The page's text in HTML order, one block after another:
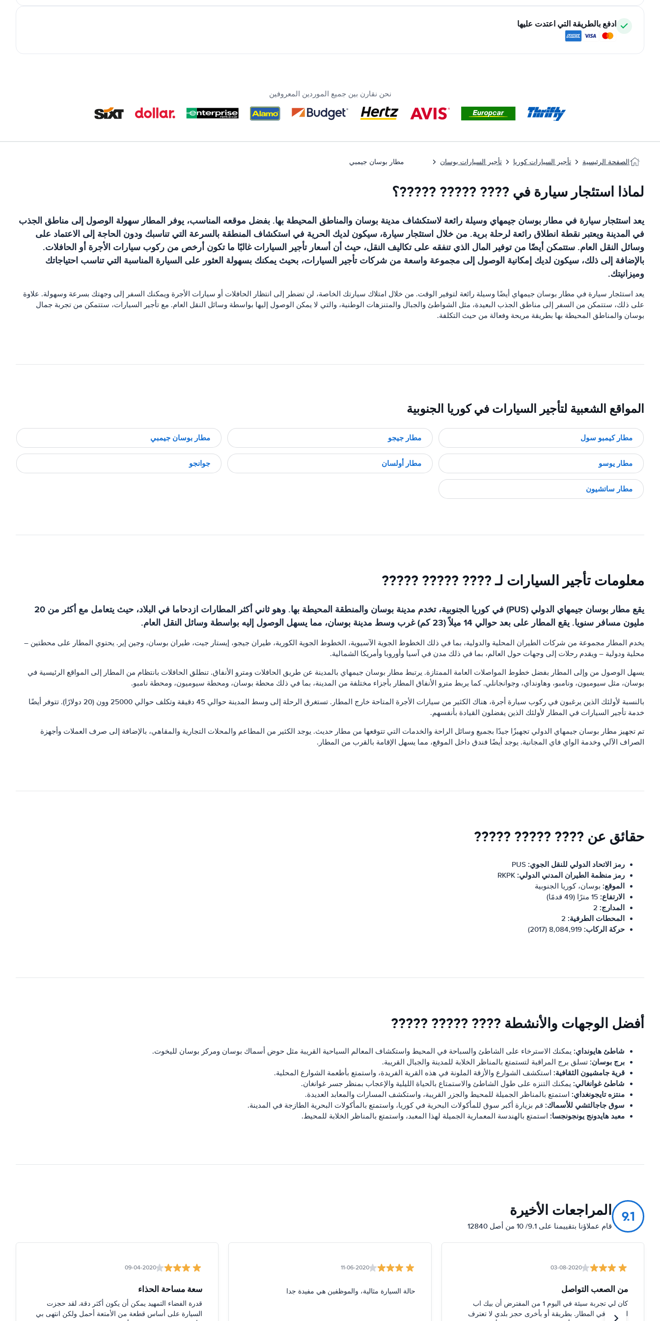
ادفع بالطريقة التي اعتدت عليها
نحن نقارن بين جميع الموردين المعروفين
الصفحة الرئيسية تأجير السيارات كوريا تأجير السيارات بوسان مطار بوسان جيمبي
لماذا استئجار سيارة في ???? ????? ?????؟
يعد استئجار سيارة في مطار بوسان جيمهاي وسيلة رائعة لاستكشاف مدينة بوسان والمناطق المحيطة بها. بفضل موقعه المناسب، يوفر المطار سهولة الوصول إلى مناطق الجذب
في المدينة ويعتبر نقطة انطلاق رائعة لرحلة برية. من خلال استئجار سيارة، سيكون لديك الحرية في استكشاف المنطقة بالسرعة التي تناسبك ودون الحاجة إلى الاعتماد على
وسائل النقل العام. ستتمكن أيضًا من توفير المال الذي تنفقه على تكاليف النقل، حيث أن أسعار تأجير السيارات غالبًا ما تكون أرخص من ركوب سيارات الأجرة أو الحافلات.
بالإضافة إلى ذلك، سيكون لديك إمكانية الوصول إلى مجموعة واسعة من شركات تأجير السيارات، بحيث يمكنك بسهولة العثور على السيارة المناسبة التي تناسب احتياجاتك
وميزانيتك.
يعد استئجار سيارة في مطار بوسان جيمهاي أيضًا وسيلة رائعة لتوفير الوقت. من خلال امتلاك سيارتك الخاصة، لن تضطر إلى انتظار الحافلات أو سيارات الأجرة ويمكنك السفر إلى وجهتك بسرعة وسهولة. علاوة
على ذلك، ستتمكن من السفر إلى مناطق الجذب البعيدة، مثل الشواطئ والجبال والمتنزهات الوطنية، والتي لا يمكن الوصول إليها بواسطة وسائل النقل العام. مع تأجير السيارات، ستتمكن من تجربة جمال
بوسان والمناطق المحيطة بها بطريقة مريحة وفعالة من حيث التكلفة.
المواقع الشعبية لتأجير السيارات في كوريا الجنوبية
مطار كيمبو سول مطار جيجو مطار بوسان جيمبي
مطار يوسو مطار أولسان جوانجو
مطار ساتشيون
معلومات تأجير السيارات لـ ???? ????? ?????
يقع مطار بوسان جيمهاي الدولي (PUS) في كوريا الجنوبية، تخدم مدينة بوسان والمنطقة المحيطة بها. وهو ثاني أكثر المطارات ازدحاما في البلاد، حيث يتعامل مع أكثر من 20
مليون مسافر سنويا. يقع المطار على بعد حوالي 14 ميلاً (23 كم) غرب وسط مدينة بوسان، مما يسهل الوصول إليه بواسطة وسائل النقل العام.
يخدم المطار مجموعة من شركات الطيران المحلية والدولية، بما في ذلك الخطوط الجوية الآسيوية، الخطوط الجوية الكورية، طيران جيجو، إيستار جيت، طيران بوسان، وجين إير. يحتوي المطار على محطتين –
محلية ودولية – ويقدم رحلات إلى وجهات حول العالم، بما في ذلك مدن في آسيا وأوروبا وأمريكا الشمالية.
يسهل الوصول من وإلى المطار بفضل خطوط المواصلات العامة الممتازة. يرتبط مطار بوسان جيمهاي بالمدينة عن طريق الحافلات ومترو الأنفاق. تنطلق الحافلات بانتظام من المطار إلى المواقع الرئيسية في
بوسان، مثل سيوميون، ونامبو، وهاونداي، وجوانجانلي. كما يربط مترو الأنفاق المطار بأجزاء مختلفة من المدينة، بما في ذلك محطة بوسان، ومحطة سيوميون، ومحطة نامبو.
بالنسبة لأولئك الذين يرغبون في ركوب سيارة أجرة، هناك الكثير من سيارات الأجرة المتاحة خارج المطار. تستغرق الرحلة إلى وسط المدينة حوالي 45 دقيقة وتكلف حوالي 25000 وون (20 دولارًا). تتوفر أيضًا
خدمة تأجير السيارات في المطار لأولئك الذين يفضلون القيادة بأنفسهم.
تم تجهيز مطار بوسان جيمهاي الدولي تجهيزًا جيدًا بجميع وسائل الراحة والخدمات التي تتوقعها من مطار حديث. يوجد الكثير من المطاعم والمحلات التجارية والمقاهي، بالإضافة إلى صرف العملات وأجهزة
الصراف الآلي وخدمة الواي فاي المجانية. يوجد أيضًا فندق داخل الموقع، مما يسهل الإقامة بالقرب من المطار.
حقائق عن ???? ????? ?????
رمز الاتحاد الدولي للنقل الجوي:
رمز منظمة الطيران المدني الدولي:
الموقع: بوسان، كوريا الجنوبية
الارتفاع:
المدارج:
المحطات الطرفية:
حركة الركاب:
أفضل الوجهات والأنشطة ???? ????? ?????
شاطئ هايونداي: يمكنك الاسترخاء على الشاطئ والسباحة في المحيط واستكشاف المعالم السياحية القريبة مثل حوض أسماك بوسان ومركز بوسان لليخوت.
برج بوسان: تسلق برج المراقبة لتستمتع بالمناظر الخلابة للمدينة والجبال القريبة.
قرية جامشيون الثقافية: استكشف الشوارع والأزقة الملونة في هذه القرية الفريدة، واستمتع بأطعمة الشوارع المحلية.
شاطئ غوانغالي: يمكنك التنزه على طول الشاطئ والاستمتاع بالحياة الليلية والإعجاب بمنظر جسر غوانغان.
منتزه تايجونغداي: استمتع بالمناظر الجميلة للمحيط والجزر القريبة، واستكشف المسارات والمعابد العديدة.
سوق جاجالتشي للأسماك: قم بزيارة أكبر سوق للمأكولات البحرية في كوريا، واستمتع بالمأكولات البحرية الطازجة في المدينة.
معبد هايدونج يونجونجسا: استمتع بالهندسة المعمارية الجميلة لهذا المعبد، واستمتع بالمناظر الخلابة للمحيط.
9.1 المراجعات الأخيرة
قام عملاؤنا بتقييمنا على 9.1/ 10 من أصل 12840
03-08-2020
من الصعب التواصل
كان لي تجربة سيئة في اليوم 1 من المفترض أن بيك اب
السيارة في المطار. بطريقة أو بأخرى حجز بلدي لا تعترف
11-06-2020
حالة السيارة مثالية، والموظفين هي مفيدة جدا
09-04-2020
سعة مساحة الحذاء
قدرة الفضاء التمهيد يمكن أن يكون أكثر دقة. لقد حجزت
السيارة على أساس قطعة من الأمتعة أحمل ولكن انتهى بي